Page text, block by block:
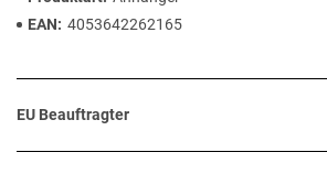
EAN
4053642262165
EU Beauftragter